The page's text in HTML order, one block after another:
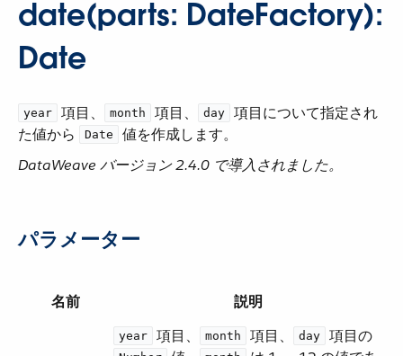
date(parts: DateFactory):
Date
year ​ 項目、​ month ​ 項目、​ day
​ 項目について指定され
た値から ​
Date
​ 値を作成します。
DataWeave バージョン 2.4.0 で導入されました。
パラメーター
名前 説明
year ​ 項目、​ month ​ 項目、​ day ​ 項目の ​